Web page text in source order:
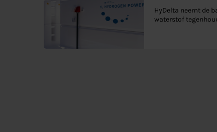
HyDelta neemt de
waterstof